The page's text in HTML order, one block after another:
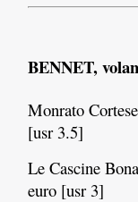
BENNET,
Monrato
[usr 3.5]
Le Cascine
euro [usr 3]